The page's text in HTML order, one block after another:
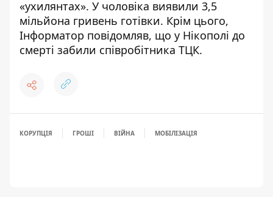
«ухилянтах». У чоловіка виявили 3,5
мільйона гривень готівки. Крім цього,
Інформатор повідомляв, що у Нікополі до
смерті забили співробітника ТЦК.
КОРУПЦІЯ ГРОШІ ВІЙНА МОБІЛІЗАЦІЯ